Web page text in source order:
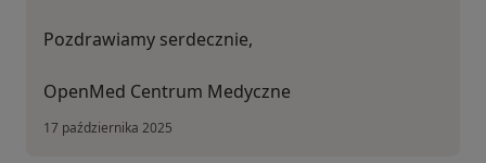
Pozdrawiamy serdecznie,
OpenMed Centrum Medyczne
17 października 2025